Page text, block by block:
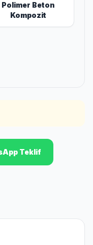
Polimer Beton
Kompozit
Teklif